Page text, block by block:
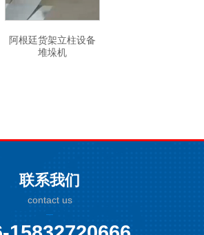
阿根廷货架立柱设备
堆垛机
联系我们
contact us